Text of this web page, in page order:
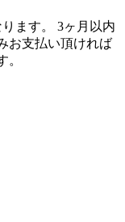
ます。 3ヶ月以内
お支払い頂ければ
。